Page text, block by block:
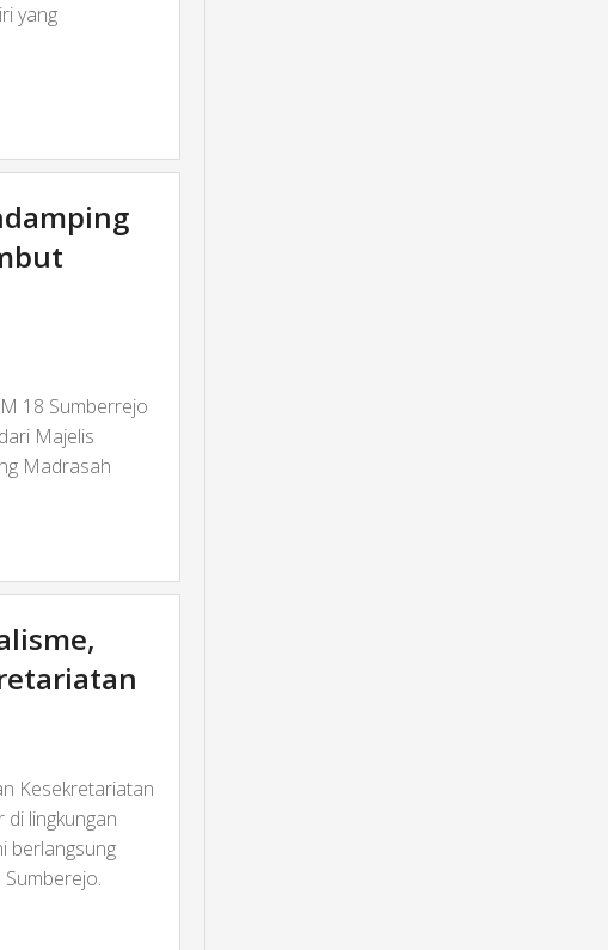
yang
18 Sumberrejo
Majelis
Madrasah
Kesekretariatan
lingkungan
berlangsung